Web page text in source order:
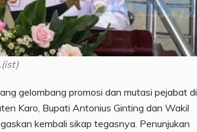
gelombang promosi dan mutasi pejabat di
Karo, Bupati Antonius Ginting dan Wakil
kembali sikap tegasnya. Penunjukan